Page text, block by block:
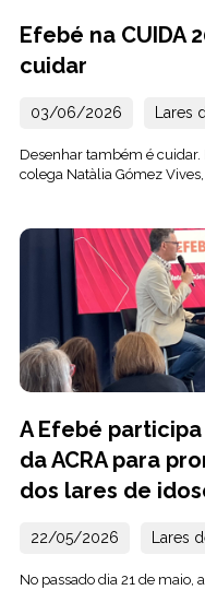
Efebé na CUIDA
cuidar
03/06/2026 Lares
Desenhar também é cuidar.
colega Natàlia Gómez
A Efebé participa
da ACRA para
dos lares de
22/05/2026 Lares
No passado dia 21 de maio,